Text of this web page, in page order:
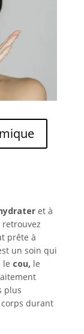
et à
retrouvez
prête à
un soin qui
le cou, le
plus
durant